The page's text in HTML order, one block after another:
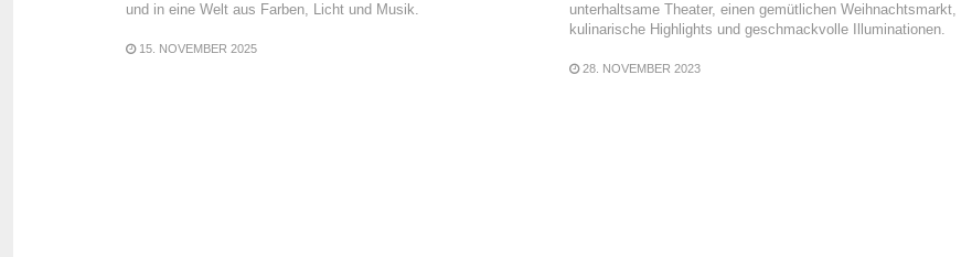
und in eine Welt aus Farben, Licht und Musik.
15. NOVEMBER 2025
unterhaltsame Theater, einen gemütlichen Weihnachtsmarkt,
kulinarische Highlights und geschmackvolle Illuminationen.
28. NOVEMBER 2023